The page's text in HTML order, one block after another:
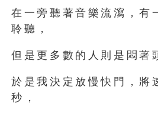
在一旁聽著音樂流瀉，有
聆聽，
但是更多數的人則是悶著
於是我決定放慢快門，將
秒，